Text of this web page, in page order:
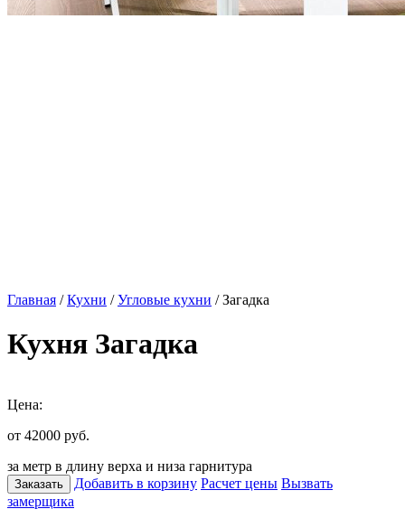
Главная /Кухни /Угловые кухни / Загадка
Кухня Загадка
Цена:
от 42000 руб.
за метр в длину верха и низа гарнитура
Заказать Добавить в корзину Расчет цены Вызвать
замерщика